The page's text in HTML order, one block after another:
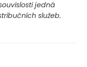
jedná
služeb.